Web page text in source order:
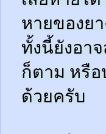
หายของย
ทั้งนี้ยังอา
ก็ตาม หรือ
ด้วยครับ